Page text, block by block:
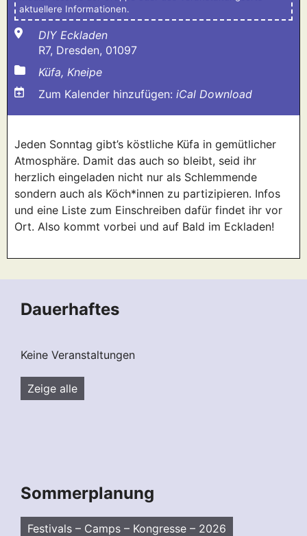
aktuellere Informationen.
DIY Eckladen
R7, Dresden, 01097
Küfa, Kneipe
Zum Kalender hinzufügen: iCal Download
Jeden Sonntag gibt’s köstliche Küfa in gemütlicher
Atmosphäre. Damit das auch so bleibt, seid ihr
herzlich eingeladen nicht nur als Schlemmende
sondern auch als Köch*innen zu partizipieren. Infos
und eine Liste zum Einschreiben dafür findet ihr vor
Ort. Also kommt vorbei und auf Bald im Eckladen!
Dauerhaftes
Keine Veranstaltungen
Zeige alle
Sommerplanung
Festivals – Camps – Kongresse – 2026